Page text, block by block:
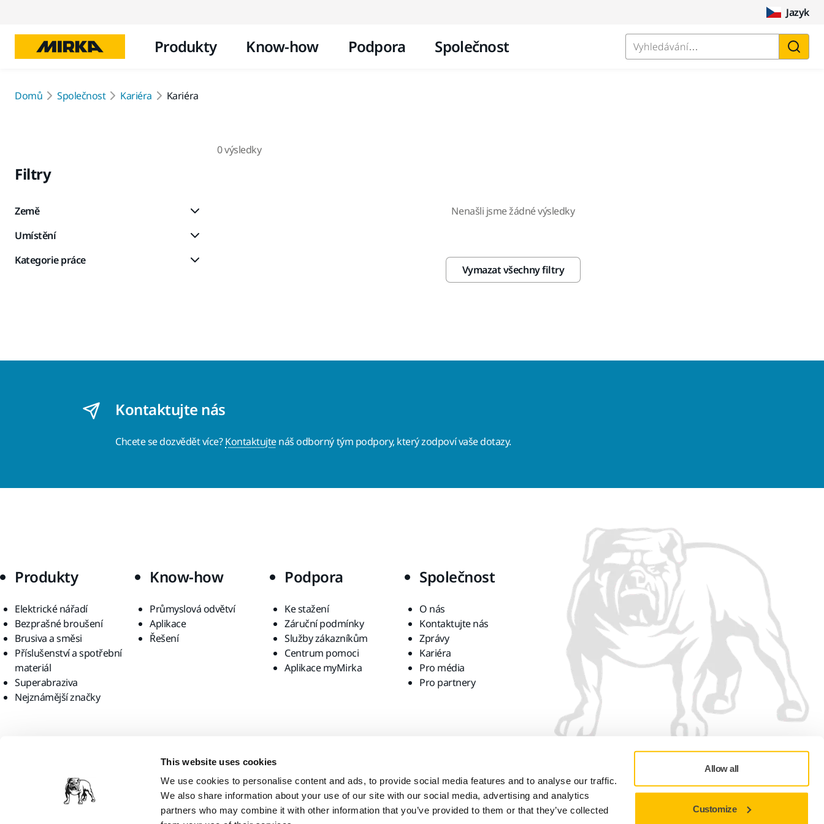
This website uses cookies
We use cookies to personalise content and ads, to provide social media features and to analyse our traffic.
We also share information about your use of our site with our social media, advertising and analytics
partners who may combine it with other information that you’ve provided to them or that they’ve collected
Allow all
Customize
Jazyk
Produkty Know-how Podpora Společnost Vyhledávání…
Domů Společnost Kariéra Kariéra
0 výsledky
Filtry
Země
Umístění
Kategorie práce
Nenašli jsme žádné výsledky
Vymazat všechny filtry
Kontaktujte nás
Chcete se dozvědět více?Kontaktujtenáš odborný tým podpory, který zodpoví vaše dotazy.
Produkty
Elektrické nářadí
Bezprašné broušení
Brusiva a směsi
Příslušenství a spotřební
materiál
Superabraziva
Nejznámější značky
Know-how
Průmyslová odvětví
Aplikace
Řešení
Podpora
Ke stažení
Záruční podmínky
Služby zákazníkům
Centrum pomoci
Aplikace myMirka
Společnost
O nás
Kontaktujte nás
Zprávy
Kariéra
Pro média
Pro partnery